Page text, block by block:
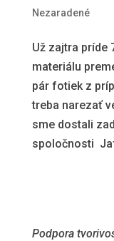
Nezaradené
Už zajtra príde
materiálu
pár fotiek z
treba narezať
sme dostali
spoločnosti
Podpora